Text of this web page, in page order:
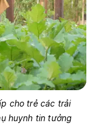
cho trẻ các trải
huynh tin tưởng